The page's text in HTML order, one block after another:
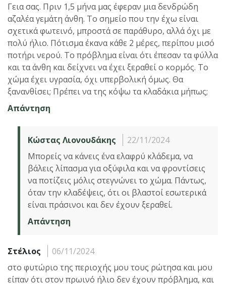
Γεια σας. Πριν 1,5 μήνα μας έφεραν μια δενδρώδη
αζαλέα γεμάτη άνθη. Το σημείο που την έχω είναι
σχετικά φωτεινό, μπροστά σε παράθυρο, αλλά όχι με
πολύ ήλιο. Πότισμα έκανα κάθε 2 μέρες, περίπου μισό
ποτήρι νερού. Το πρόβλημα είναι ότι έπεσαν τα φύλλα
και τα άνθη και δείχνει να έχει ξεραθεί ο κορμός. Το
χώμα έχει υγρασία, όχι υπερβολική όμως. Θα
ξανανθίσει; Πρέπει να της κόψω τα κλαδάκια μήπως;
Απάντηση
Κώστας Λιονουδάκης
22/11/2024
Μπορείς να κάνεις ένα ελαφρύ κλάδεμα, να
βάλεις λίπασμα για οξύφιλα και να φροντίσεις
να ποτίζεις μόλις στεγνώνει το χώμα. Πάντως,
όταν την κλαδέψεις, ότι οι βλαστοί εσωτερικά
είναι πράσινοι και δεν έχουν ξεραθεί.
Απάντηση
Στέλιος
06/11/2024
στο φυτώριο της περιοχής μου τους ρώτησα και μου
είπαν ότι στον πρωινό ήλιο δεν έχουν πρόβλημα, και